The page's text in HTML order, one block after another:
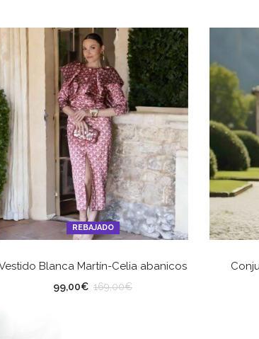
REBAJADO
Blanca Martín-Celia abanicos
99,00€ 169,00€